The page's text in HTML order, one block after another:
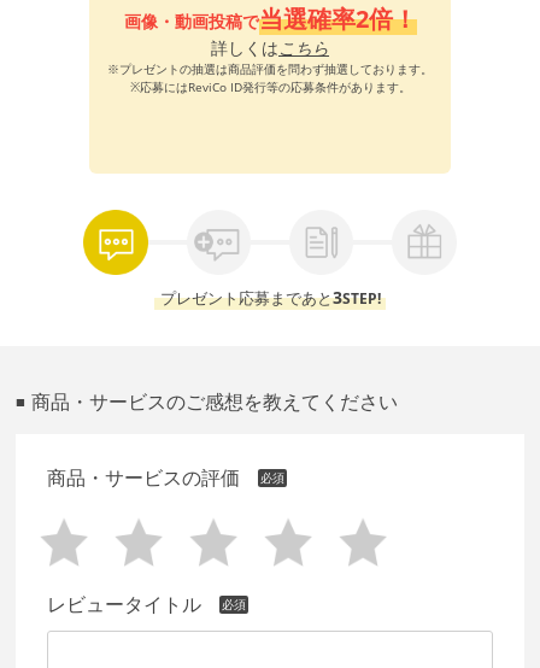
画像・動画投稿で当選確率2倍！
詳しくはこちら
※プレゼントの抽選は商品評価を問わず抽選しております。
※応募にはReviCo ID発行等の応募条件があります。
プレゼント応募まであと3STEP!
■ 商品・サービスのご感想を教えてください
商品・サービスの評価
レビュータイトル